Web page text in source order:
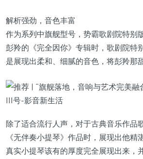
解析强劲，音色丰富
作为系列中旗舰型号，势霸歌剧院特别
彭羚的《完全因你》专辑时，歌剧院特
是展现出柔和、细腻的音色，将彭羚那
除了适合流行人声，对于古典音乐作品
《无伴奏小提琴》作品时，展现出他
真实小提琴该有的厚度完全展现出来，